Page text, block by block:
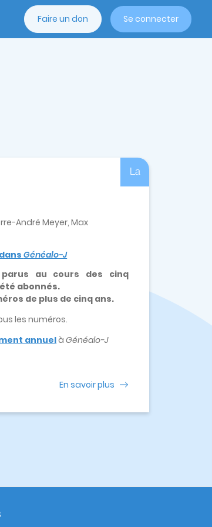
Faire un don Se connecter
La
André Meyer, Max
Généalo-J
au cours des cinq
été abonnés.
de plus de cinq ans.
les numéros.
annuelàGénéalo-J
En savoir plus